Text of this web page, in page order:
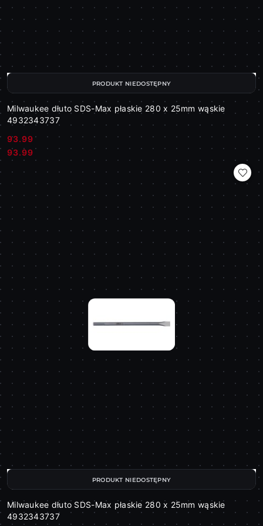
Milwaukee dłuto SDS-Max płaskie 280 x 25mm wąskie
4932343737
Cena:
93.99
Cena:
93.99
PRODUKT NIEDOSTĘPNY
Milwaukee dłuto SDS-Max płaskie 280 x 25mm wąskie
4932343737
PRODUKT NIEDOSTĘPNY